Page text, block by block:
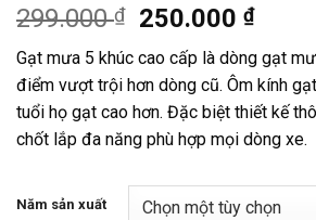
299.000₫
Giá
gốc
là:
299.000 ₫.
250.000₫Giá
tại
là:
Gạt mưa 5 khúc cao cấp là dòng gạt
điểm vượt trội hơn dòng cũ. Ôm kính
tuổi họ gạt cao hơn. Đặc biệt thiết kế
chốt lắp đa năng phù hợp mọi dòng xe.
Năm sản xuất